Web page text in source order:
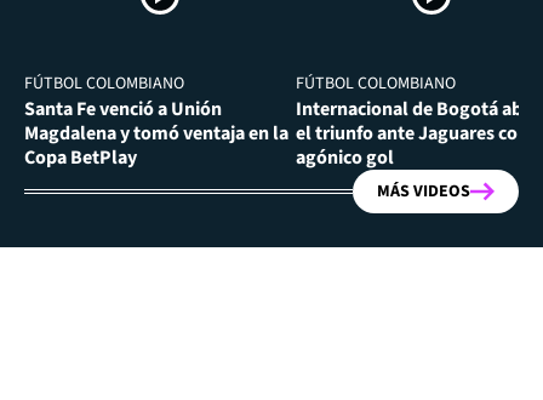
FÚTBOL COLOMBIANO
Santa Fe venció a Unión
Magdalena y tomó ventaja en la
Copa BetPlay
FÚTBOL COLOMBIANO
Internacional de Bogotá
el triunfo ante Jaguares con
agónico gol
MÁS VIDEOS